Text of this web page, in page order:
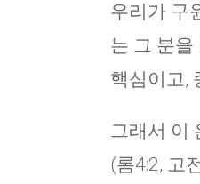
우리가 구
는 그 분을
핵심이고,
그래서 이
(롬4:2, 고